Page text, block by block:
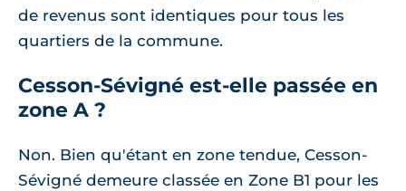
de revenus sont identiques pour tous les
quartiers de la commune.
Cesson-Sévigné est-elle passée en
zone A ?
Non. Bien qu'étant en zone tendue, Cesson-
Sévigné demeure classée en Zone B1 pour les